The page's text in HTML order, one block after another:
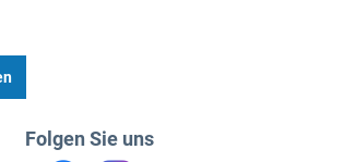
Folgen Sie uns